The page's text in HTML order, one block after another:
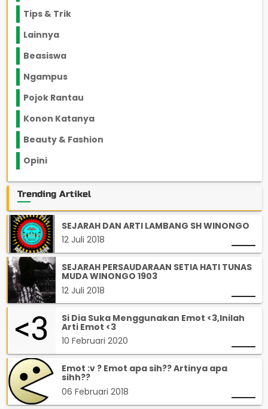
Tips & Trik
Lainnya
Beasiswa
Ngampus
Pojok Rantau
Konon Katanya
Beauty & Fashion
Opini
Trending Artikel
SEJARAH DAN ARTI LAMBANG SH WINONGO
12 Juli 2018
SEJARAH PERSAUDARAAN SETIA HATI TUNAS
MUDA WINONGO 1903
12 Juli 2018
Si Dia Suka Menggunakan Emot <3,Inilah
Arti Emot <3
10 Februari 2020
Emot :v ? Emot apa sih?? Artinya apa
sihh??
06 Februari 2018